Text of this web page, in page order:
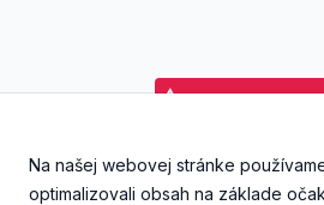
FacebookInstagram
Na našej webovej stránke
optimalizovali obsah na základe